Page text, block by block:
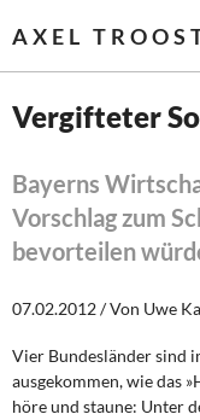
AXEL
Themen
Steuer- und
Vergifteter
Bayerns
Vorschlag zum
bevorteilen
07.02.2012 / Von Uwe
Vier Bundesländer sind
ausgekommen, wie das
höre und staune: Unter